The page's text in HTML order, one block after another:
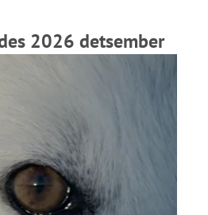
2026 detsember